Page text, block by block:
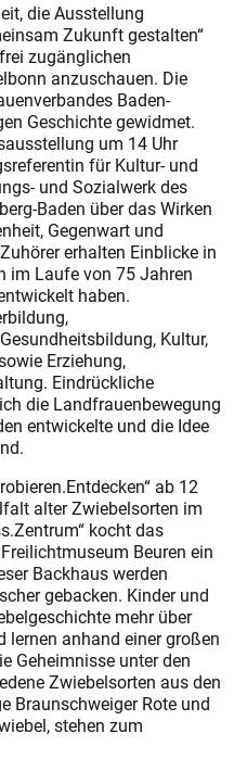
die Ausstellung
Zukunft gestalten“
zugänglichen
anzuschauen. Die
Baden-
Geschichte gewidmet.
um 14 Uhr
für Kultur- und
und Sozialwerk des
Baden über das Wirken
Gegenwart und
erhalten Einblicke in
im Laufe von 75 Jahren
haben.
Kultur,
Erziehung,
Eindrückliche
die Landfrauenbewegung
entwickelte und die Idee
ab 12
alter Zwiebelsorten im
kocht das
Beuren ein
Backhaus werden
gebacken. Kinder und
mehr über
lernen anhand einer großen
Geheimnisse unter den
Zwiebelsorten aus den
Braunschweiger Rote und
stehen zum